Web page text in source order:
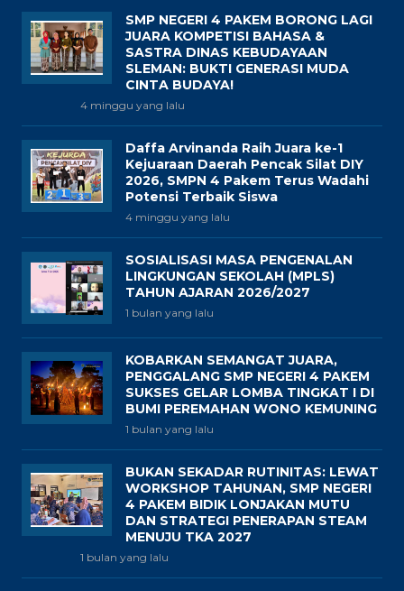
SMP NEGERI 4 PAKEM BORONG LAGI
JUARA KOMPETISI BAHASA &
SASTRA DINAS KEBUDAYAAN
SLEMAN: BUKTI GENERASI MUDA
CINTA BUDAYA!
4 minggu yang lalu
Daffa Arvinanda Raih Juara ke-1
Kejuaraan Daerah Pencak Silat DIY
2026, SMPN 4 Pakem Terus Wadahi
Potensi Terbaik Siswa
4 minggu yang lalu
SOSIALISASI MASA PENGENALAN
LINGKUNGAN SEKOLAH (MPLS)
TAHUN AJARAN 2026/2027
1 bulan yang lalu
KOBARKAN SEMANGAT JUARA,
PENGGALANG SMP NEGERI 4 PAKEM
SUKSES GELAR LOMBA TINGKAT I DI
BUMI PEREMAHAN WONO KEMUNING
1 bulan yang lalu
BUKAN SEKADAR RUTINITAS: LEWAT
WORKSHOP TAHUNAN, SMP NEGERI
4 PAKEM BIDIK LONJAKAN MUTU
DAN STRATEGI PENERAPAN STEAM
MENUJU TKA 2027
1 bulan yang lalu